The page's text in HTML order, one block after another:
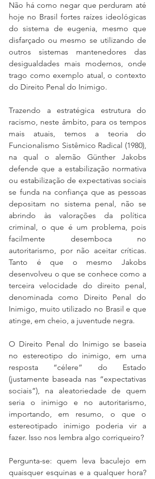
Não há como negar que perduram até
hoje no Brasil fortes raízes ideológicas
do sistema de eugenia, mesmo que
disfarçado ou mesmo se utilizando de
outros sistemas mantenedores das
desigualdades mais modernos, onde
trago como exemplo atual, o contexto
do Direito Penal do Inimigo.
Trazendo a estratégica estrutura do
racismo, neste âmbito, para os tempos
mais atuais, temos a teoria do
Funcionalismo Sistêmico Radical (1980),
na qual o alemão Günther Jakobs
defende que a estabilização normativa
ou estabilização de expectativas sociais
se funda na confiança que as pessoas
depositam no sistema penal, não se
abrindo às valorações da política
criminal, o que é um problema, pois
facilmente desemboca no
autoritarismo, por não aceitar críticas.
Tanto é que o mesmo Jakobs
desenvolveu o que se conhece como a
terceira velocidade do direito penal,
denominada como Direito Penal do
Inimigo, muito utilizado no Brasil e que
atinge, em cheio, a juventude negra.
O Direito Penal do Inimigo se baseia
no estereotipo do inimigo, em uma
resposta “célere” do Estado
(justamente baseada nas “expectativas
sociais”), na aleatoriedade de quem
seria o inimigo e no autoritarismo,
importando, em resumo, o que o
estereotipado inimigo poderia vir a
fazer. Isso nos lembra algo corriqueiro?
Pergunta-se: quem leva baculejo em
quaisquer esquinas e a qualquer hora?